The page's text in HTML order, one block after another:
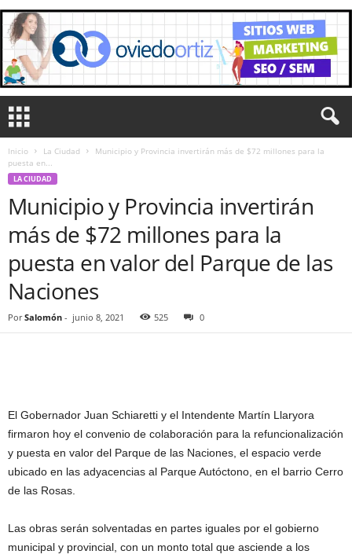
Inicio La Ciudad
Municipio y Provincia invertirán más de $72 millones para la
puesta en...
LA CIUDAD
Municipio y Provincia invertirán
más de $72 millones para la
puesta en valor del Parque de las
Naciones
Por Salomón - junio 8, 2021 525 0
El Gobernador Juan Schiaretti y el Intendente Martín Llaryora
firmaron hoy el convenio de colaboración para la refuncionalización
y puesta en valor del Parque de las Naciones, el espacio verde
ubicado en las adyacencias al Parque Autóctono, en el barrio Cerro
de las Rosas.
Las obras serán solventadas en partes iguales por el gobierno
municipal y provincial, con un monto total que asciende a los